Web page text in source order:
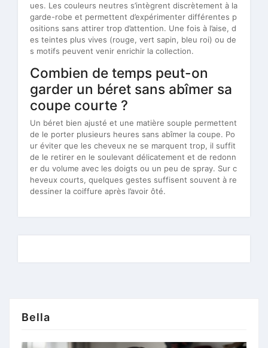
ues. Les couleurs neutres s’intègrent discrètement à la
garde-robe et permettent d’expérimenter différentes p
ositions sans attirer trop d’attention. Une fois à l’aise, d
es teintes plus vives (rouge, vert sapin, bleu roi) ou de
s motifs peuvent venir enrichir la collection.
Combien de temps peut-on
garder un béret sans abîmer sa
coupe courte ?
Un béret bien ajusté et une matière souple permettent
de le porter plusieurs heures sans abîmer la coupe. Po
ur éviter que les cheveux ne se marquent trop, il suffit
de le retirer en le soulevant délicatement et de redonn
er du volume avec les doigts ou un peu de spray. Sur c
heveux courts, quelques gestes suffisent souvent à re
dessiner la coiffure après l’avoir ôté.
Bella